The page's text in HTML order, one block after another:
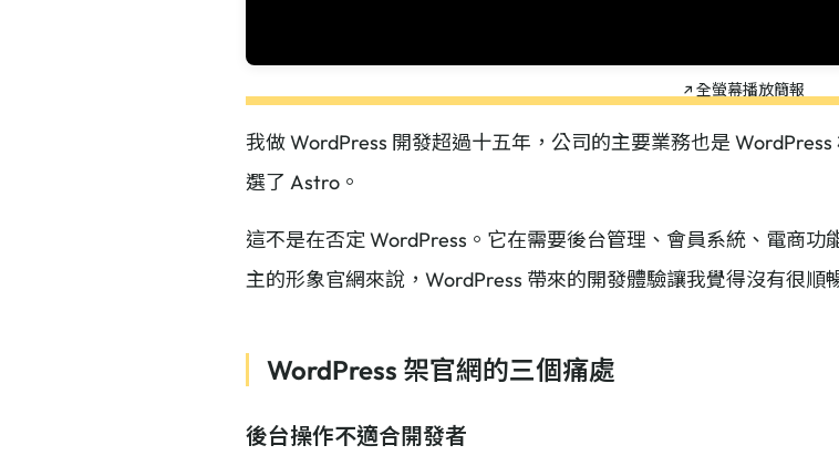
↗ 全螢幕播放簡報
我做 WordPress 開發超過十五年，公司的主要業務也是
選了 Astro。
這不是在否定 WordPress。它在需要後台管理、會員系統、電商
主的形象官網來說，WordPress 帶來的開發體驗讓我覺得沒有很順
WordPress 架官網的三個痛處
後台操作不適合開發者